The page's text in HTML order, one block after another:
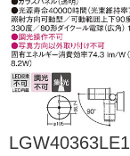
LGW40363LE1